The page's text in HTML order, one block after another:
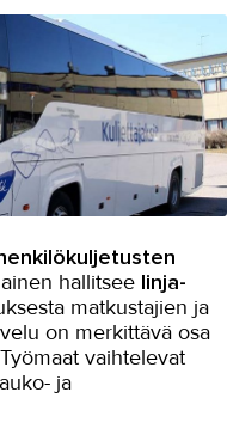
hallitsee linja-
matkustajien ja
on merkittävä osa
vaihtelevat
ja